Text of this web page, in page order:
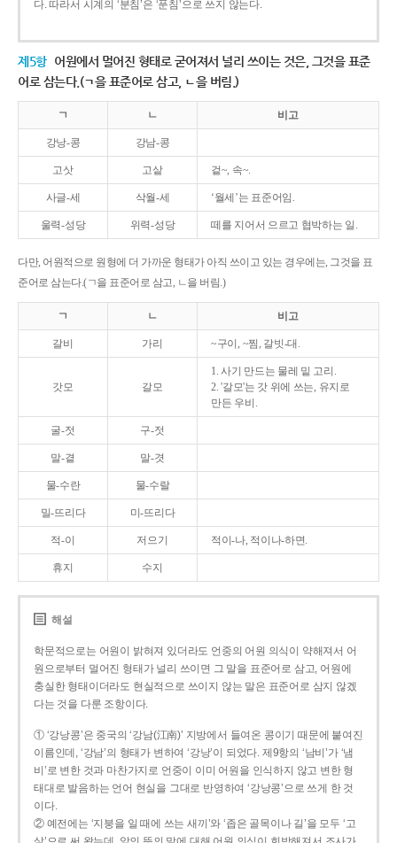
다. 따라서 시계의 ‘분침’은 ‘푼침’으로 쓰지 않는다.
제5항 어원에서 멀어진 형태로 굳어져서 널리 쓰이는 것은, 그것을 표준
어로 삼는다.(ㄱ을 표준어로 삼고, ㄴ을 버림.)
ㄱ ㄴ 비고
강낭-콩 강남-콩
고삿 고샅 겉~, 속~.
사글-세 삭월-세 ‘월세’는 표준어임.
울력-성당 위력-성당 떼를 지어서 으르고 협박하는 일.
다만, 어원적으로 원형에 더 가까운 형태가 아직 쓰이고 있는 경우에는, 그것을 표
준어로 삼는다.(ㄱ을 표준어로 삼고, ㄴ을 버림.)
ㄱ ㄴ 비고
갈비 가리 ~구이, ~찜, 갈빗-대.
갓모 갈모
1. 사기 만드는 물레 밑 고리.
2. '갈모'는 갓 위에 쓰는, 유지로
만든 우비.
굴-젓 구-젓
말-곁 말-겻
물-수란 물-수랄
밀-뜨리다 미-뜨리다
적-이 저으기 적이-나, 적이나-하면.
휴지 수지
해설
학문적으로는 어원이 밝혀져 있더라도 언중의 어원 의식이 약해져서 어
원으로부터 멀어진 형태가 널리 쓰이면 그 말을 표준어로 삼고, 어원에
충실한 형태이더라도 현실적으로 쓰이지 않는 말은 표준어로 삼지 않겠
다는 것을 다룬 조항이다.
① ‘강낭콩’은 중국의 ‘강남(江南)’ 지방에서 들여온 콩이기 때문에 붙여진
이름인데, ‘강남’의 형태가 변하여 ‘강낭’이 되었다. 제9항의 ‘남비’가 ‘냄
비’로 변한 것과 마찬가지로 언중이 이미 어원을 인식하지 않고 변한 형
태대로 발음하는 언어 현실을 그대로 반영하여 ‘강낭콩’으로 쓰게 한 것
이다.
② 예전에는 ‘지붕을 일 때에 쓰는 새끼’와 ‘좁은 골목이나 길’을 모두 ‘고